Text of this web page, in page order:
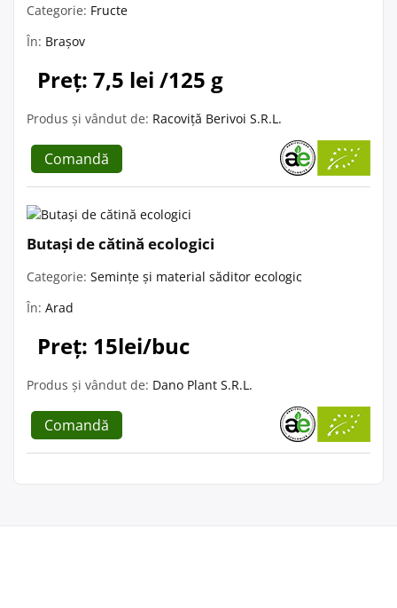
Categorie: Fructe
În: Brașov
Preț: 7,5 lei /125 g
Produs și vândut de: Racoviță Berivoi S.R.L.
Comandă
Butași de cătină ecologici
Categorie: Semințe și material săditor ecologic
În: Arad
Preț: 15lei/buc
Produs și vândut de: Dano Plant S.R.L.
Comandă